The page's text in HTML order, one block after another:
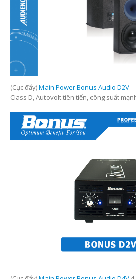
(Cục đẩy)Main Power Bonus Audio D2V
Class D, Autovolt tiên tiến, công suất